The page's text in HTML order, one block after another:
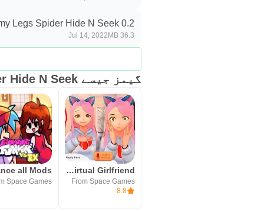
Legs Spider Hide N Seek 0.2
36.3 MB
Jul 14, 2022
گیمز جیسے Mommy Legs Spider Hide N Seek
Yandere AI Virtual Girlfriend
From Space Games
8.8
Space Games